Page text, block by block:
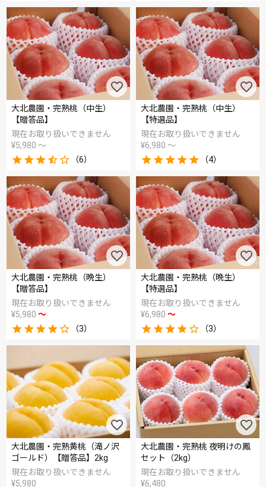
大北農園・完熟桃（中生）
【贈答品】
現在お取り扱いできません
¥5,980 〜
（6）
大北農園・完熟桃（中生）
【特選品】
現在お取り扱いできません
¥6,980 〜
（4）
大北農園・完熟桃（晩生）
【贈答品】
現在お取り扱いできません
¥5,980 〜
（3）
大北農園・完熟桃（晩生）
【特選品】
現在お取り扱いできません
¥6,980 〜
（3）
大北農園・完熟黄桃（滝ノ沢
ゴールド）【贈答品】2kg
現在お取り扱いできません
¥5,980
大北農園・完熟桃 夜明けの鳳
セット（2kg）
現在お取り扱いできません
¥6,480